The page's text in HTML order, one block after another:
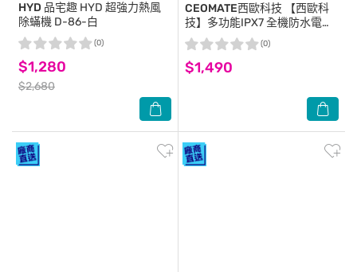
HYD 品宅趣 HYD 超強力熱風
除蟎機 D-86-白
$1,280
$2,680
(0)
CEOMATE西歐科技 【西歐科
技】多功能IPX7 全機防水電動
清潔機CME-HL1400 贈西歐科
技藍光噴霧無線消毒槍CME-
SK500
$1,490
(0)